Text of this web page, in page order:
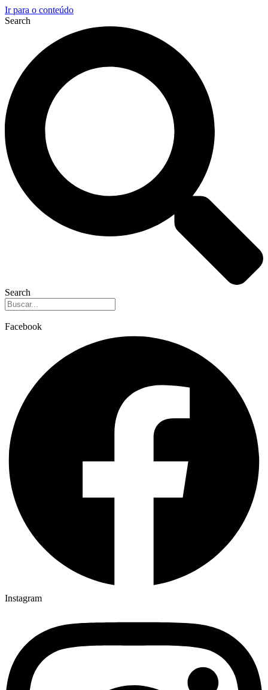
Ir para o conteúdo
Search
Search
Facebook
Instagram